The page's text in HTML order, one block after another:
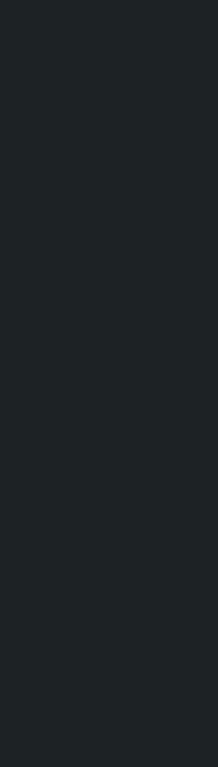
घर भई हाल
खपटासहित
तथा